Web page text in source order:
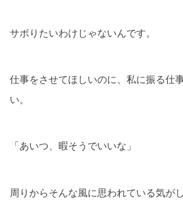
サボりたいわけじゃないんです。
仕事をさせてほしいのに、私に振る仕
い。
「あいつ、暇そうでいいな」
周りからそんな風に思われている気が